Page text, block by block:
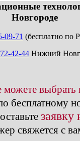
Новгороде
09-71 (бесплатно по
42-44 Нижний
бесплатному
заявку
свяжется с